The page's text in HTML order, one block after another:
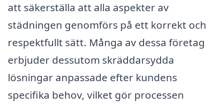
att säkerställa att alla aspekter av
städningen genomförs på ett korrekt och
respektfullt sätt. Många av dessa företag
erbjuder dessutom skräddarsydda
lösningar anpassade efter kundens
specifika behov, vilket gör processen